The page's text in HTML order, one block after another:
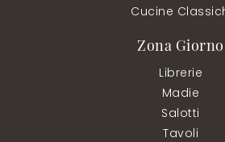
Cucine
Zona Giorno
Librerie
Madie
Salotti
Tavoli